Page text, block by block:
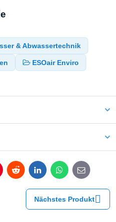
& Abwassertechnik
ESOair Enviro
RedditLinkedInWhatsApp
E-
mail
Nächstes Produkt